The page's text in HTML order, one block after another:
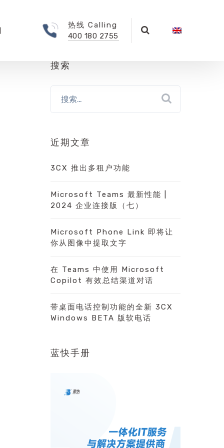
热线 Calling
400 180 2755
搜索
近期文章
3CX 推出多租户功能
Microsoft Teams 最新性能 |
2024 企业连接版（七）
Microsoft Phone Link 即将让
你从图像中提取文字
在 Teams 中使用 Microsoft
Copilot 有效总结渠道对话
带桌面电话控制功能的全新 3CX
Windows BETA 版软电话
蓝快手册